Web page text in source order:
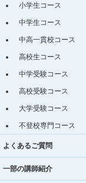
小学生コース
中学生コース
中高一貫校コース
高校生コース
中学受験コース
高校受験コース
大学受験コース
不登校専門コース
よくあるご質問
一部の講師紹介